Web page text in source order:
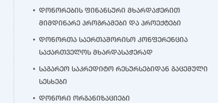
დონორების ფინანსური მხარდაჭერით
მიმდინარე პროგრამები და პროექტები
დონორთა საერთაშორისო კონფერენცია
საქართველოს მხარდასაჭერად
საგარეო საკრედიტო რესურსებიდან გაცემული
სესხები
დონორი ორგანიზაციები